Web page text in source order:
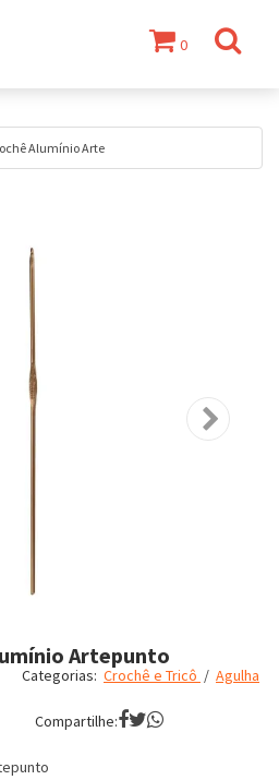
0
Alumínio Arte
Artepunto
Categorias: Crochê e Tricô / Agulha
Compartilhe: